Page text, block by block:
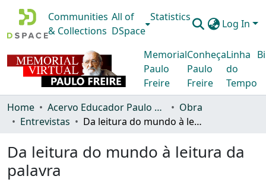
Communities
& Collections
All of
DSpace
Statistics
Log In
Memorial
Paulo
Freire
Conheça
Paulo
Freire
Linha
do
Tempo
Home Acervo Educador Paulo Freire
Obra
Entrevistas
Da leitura do mundo à leitura da palavra
Da leitura do mundo à leitura da
palavra